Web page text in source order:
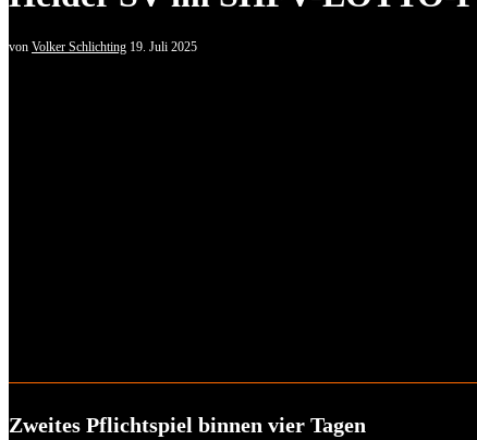
von Volker Schlichting 19. Juli 2025
Zweites Pflichtspiel binnen vier Tagen